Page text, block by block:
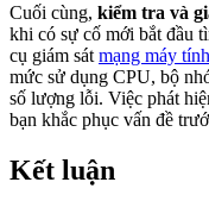
Cuối cùng, kiểm tra và
khi có sự cố mới bắt đầu
cụ giám sát mạng máy tính
mức sử dụng CPU, bộ
số lượng lỗi. Việc phát
bạn khắc phục vấn đề
Kết luận